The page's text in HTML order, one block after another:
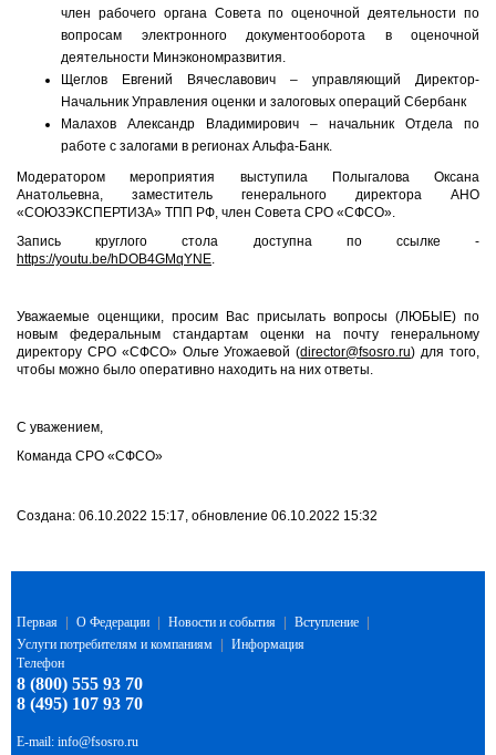
член рабочего органа Совета по оценочной деятельности по
вопросам электронного документооборота в оценочной
деятельности Минэкономразвития.
Щеглов Евгений Вячеславович – управляющий Директор-
Начальник Управления оценки и залоговых операций Сбербанк
Малахов Александр Владимирович – начальник Отдела по
работе с залогами в регионах Альфа-Банк.
Модератором мероприятия выступила Полыгалова Оксана
Анатольевна, заместитель генерального директора АНО
«СОЮЗЭКСПЕРТИЗА» ТПП РФ, член Совета СРО «СФСО».
Запись круглого стола доступна по ссылке -
https://youtu.be/hDOB4GMqYNE.
Уважаемые оценщики, просим Вас присылать вопросы (ЛЮБЫЕ) по
новым федеральным стандартам оценки на почту генеральному
директору СРО «СФСО» Ольге Угожаевой (director@fsosro.ru) для того,
чтобы можно было оперативно находить на них ответы.
С уважением,
Команда СРО «СФСО»
Создана: 06.10.2022 15:17, обновление 06.10.2022 15:32
Первая О Федерации Новости и события Вступление
Услуги потребителям и компаниям
Информация
Телефон
8 (800) 555 93 70
8 (495) 107 93 70
E-mail: info@fsosro.ru